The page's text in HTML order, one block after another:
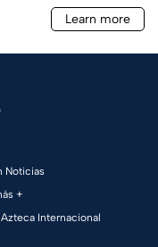
Noticias
+
Internacional